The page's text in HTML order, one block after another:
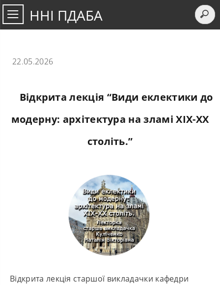
ННІ ПДАБА
22.05.2026
Відкрита лекція “Види еклектики до
модерну: архітектура на зламі ХІХ-ХХ
століть.”
Відкрита лекція старшої викладачки кафедри